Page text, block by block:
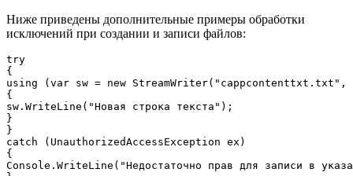
Ниже приведены дополнительные примеры обработки
исключений при создании и записи файлов:
try
{
using (var sw = new StreamWriter("cappcontenttxt.txt",
{
sw.WriteLine("Новая строка текста");
}
}
catch (UnauthorizedAccessException ex)
{
Console.WriteLine("Недостаточно прав для записи в